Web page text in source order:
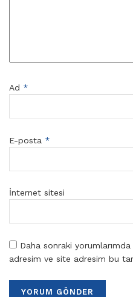
Ad *
E-posta *
İnternet sitesi
Daha sonraki
adresim ve site adresim bu